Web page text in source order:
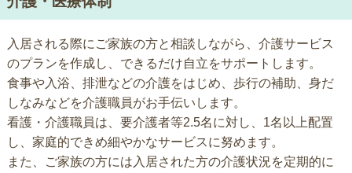
入居される際にご家族の方と相談しながら、介護サービス
のプランを作成し、できるだけ自立をサポートします。
食事や入浴、排泄などの介護をはじめ、歩行の補助、身だ
しなみなどを介護職員がお手伝いします。
看護・介護職員は、要介護者等2.5名に対し、1名以上配置
し、家庭的できめ細やかなサービスに努めます。
また、ご家族の方には入居された方の介護状況を定期的に